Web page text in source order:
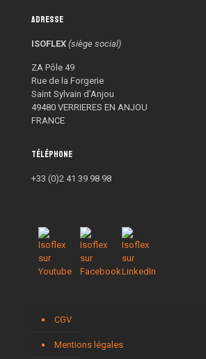
Adresse
ISOFLEX (siège social)
ZA Pôle 49
Rue de la Forgerie
Saint Sylvain d’Anjou
49480 VERRIERES EN ANJOU
FRANCE
Téléphone
+33 (0)2 41 39 98 98
CGV
Mentions légales